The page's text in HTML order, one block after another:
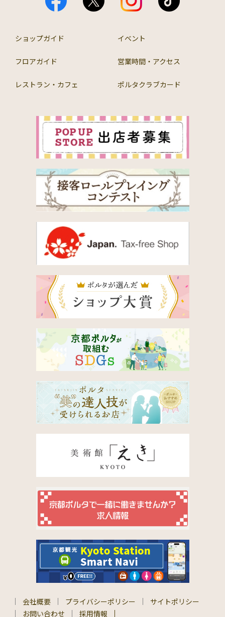
ショップガイド イベント
フロアガイド 営業時間・アクセス
レストラン・カフェ ポルタクラブカード
会社概要 プライバシーポリシー
サイトポリシー
お問い合わせ
採用情報